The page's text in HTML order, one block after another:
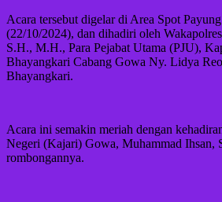
Acara tersebut digelar di Area Spot
(22/10/2024), dan dihadiri oleh
S.H., M.H., Para Pejabat Utama (PJU),
Bhayangkari Cabang Gowa Ny. Lidya
Bhayangkari.
Acara ini semakin meriah dengan
Negeri (Kajari) Gowa, Muhammad Ihsan,
rombongannya.